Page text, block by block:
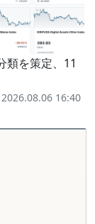
類を策定、11
2026.08.06 16:40